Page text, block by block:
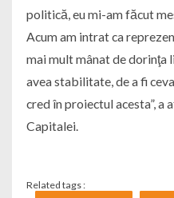
politică, eu mi-am făcut
Acum am intrat ca
mai mult mânat de dorinţa
avea stabilitate, de a fi
cred în proiectul acesta”,
Capitalei.
Related tags :